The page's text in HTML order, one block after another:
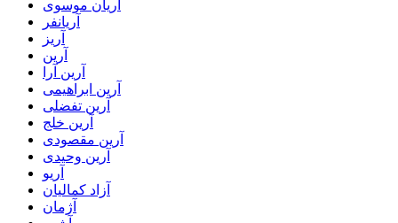
آریان موسوی
آریانفر
آریز
آرین
آرین آرا
آرین ابراهیمی
آرین تفضلی
آرین خلج
آرین مقصودی
آرین وحیدی
آریو
آزاد کمالیان
آژمان